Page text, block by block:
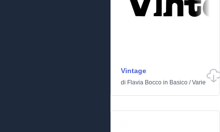
Vintage
di Flavia Bocco in Basico /Varie